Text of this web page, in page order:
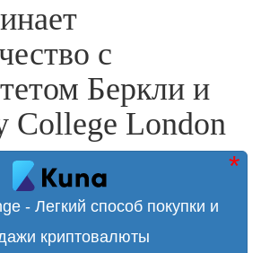
с
Беркли и
College London
- Легкий способ покупки и
криптовалюты